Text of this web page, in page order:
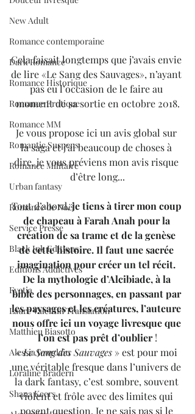
New Adult
Romance contemporaine
Dark Romance
Romance Historique
Romance Erotique
Romance MM
Romantic Suspens
Romance Militaire
Urban fantasy
Romance de Noël
Service Presse
Black Ink Editions
Editions Addictives
Fyctia
Laure Valentin Translation
Matthieu Biasotto
Alessia Jourdain
Loraline Bradern
Shana Keers
Cela faisait longtemps que j’avais envie
de lire «Le Sang des Sauvages», n’ayant
pas eu l’occasion de le faire au
moment de sa sortie en octobre 2018.
Je vous propose ici un avis global sur
la saga et j’ai beaucoup de choses à
dire, je vous préviens mon avis risque
d’être long...
Tout d’abord, je tiens à tirer mon coup
de chapeau à Farah Anah pour la
création de sa trame et de la genèse
de cette histoire. Il faut une sacrée
imagination pour créer un tel récit.
De la mythologie d’Alcibiade, à la
bible des personnages, en passant par
les paysages et les créatures, l’auteure
nous offre ici un voyage livresque que
l’on est pas prêt d’oublier !
« Le Sang des Sauvages » est pour moi
une véritable fresque dans l’univers de
la dark fantasy, c’est sombre, souvent
violent et frôle avec des limites qui
posent question. Je ne sais pas si le